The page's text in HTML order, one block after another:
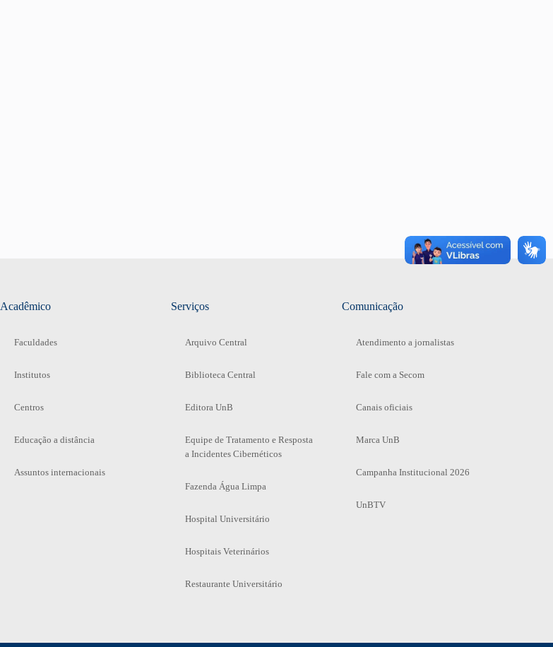
Acadêmico
Faculdades
Institutos
Centros
Educação a distância
Assuntos internacionais
Serviços
Arquivo Central
Biblioteca Central
Editora UnB
Equipe de Tratamento e Resposta
a Incidentes Cibernéticos
Fazenda Água Limpa
Hospital Universitário
Hospitais Veterinários
Restaurante Universitário
Comunicação
Atendimento a jornalistas
Fale com a Secom
Canais oficiais
Marca UnB
Campanha Institucional 2026
UnBTV